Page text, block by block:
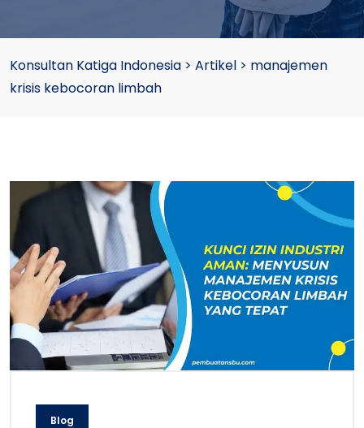
Konsultan Katiga Indonesia > Artikel > manajemen
krisis kebocoran limbah
Blog